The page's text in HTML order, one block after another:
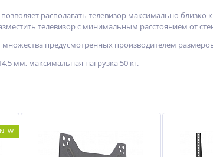
располагать телевизор максимально близко
телевизор с минимальным расстоянием от
предусмотренных производителем
мм, максимальная нагрузка 50 кг.
NEW